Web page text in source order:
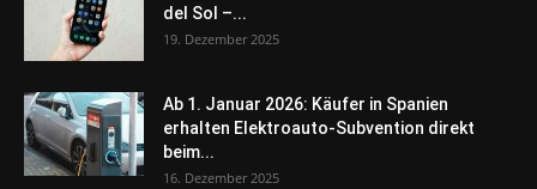
del Sol –...
19. Dezember 2025
Ab 1. Januar 2026: Käufer in Spanien
erhalten Elektroauto-Subvention direkt
beim...
16. Dezember 2025